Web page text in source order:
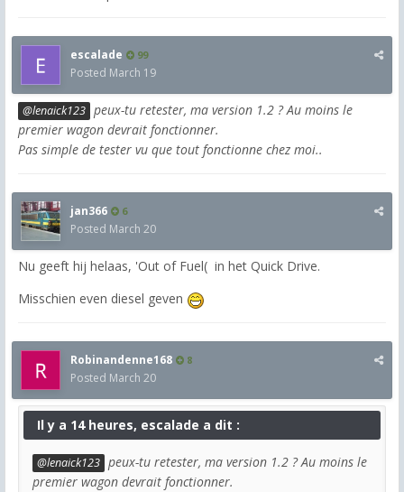
escalade 99
Posted March 19
@lenaick123 peux-tu retester, ma version 1.2 ? Au moins le
premier wagon devrait fonctionner.
Pas simple de tester vu que tout fonctionne chez moi..
jan366 6
Posted March 20
Nu geeft hij helaas, 'Out of Fuel( in het Quick Drive.
Misschien even diesel geven
Robinandenne168 8
Posted March 20
Il y a 14 heures, escalade a dit :
@lenaick123 peux-tu retester, ma version 1.2 ? Au moins le
premier wagon devrait fonctionner.